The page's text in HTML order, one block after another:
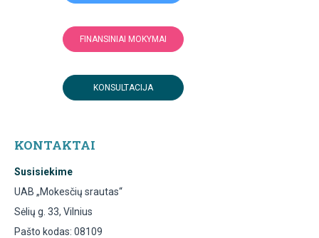
FINANSINIAI MOKYMAI
KONSULTACIJA
KONTAKTAI
Susisiekime
UAB „Mokesčių srautas“
Sėlių g. 33, Vilnius
Pašto kodas: 08109